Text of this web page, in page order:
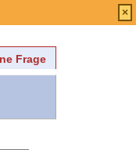
Frage
×